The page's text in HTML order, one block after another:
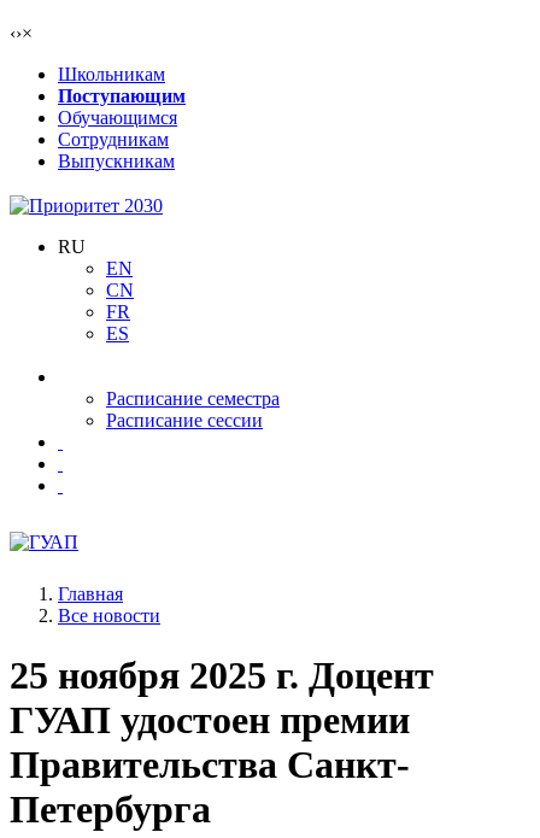
‹›×
Школьникам
Поступающим
Обучающимся
Сотрудникам
Выпускникам
RU
EN
CN
FR
ES
Расписание семестра
Расписание сессии
Главная
Все новости
25 ноября 2025 г. Доцент
ГУАП удостоен премии
Правительства Санкт-
Петербурга